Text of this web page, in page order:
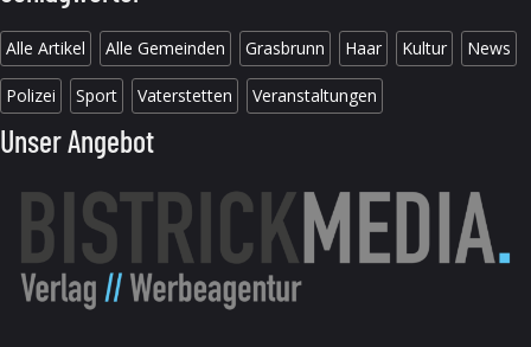
Alle Artikel Alle Gemeinden Grasbrunn Haar Kultur News
Polizei Sport Vaterstetten Veranstaltungen
Unser Angebot